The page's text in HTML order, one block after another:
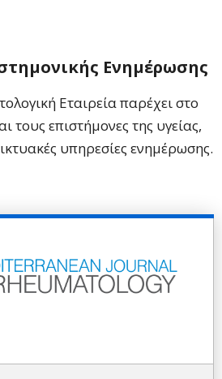
Ενημέρωσης
Εταιρεία παρέχει στο
τους επιστήμονες της υγείας,
υπηρεσίες ενημέρωσης.